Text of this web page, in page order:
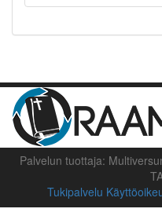
Palvelun tuottaja:
Tukipalvelu